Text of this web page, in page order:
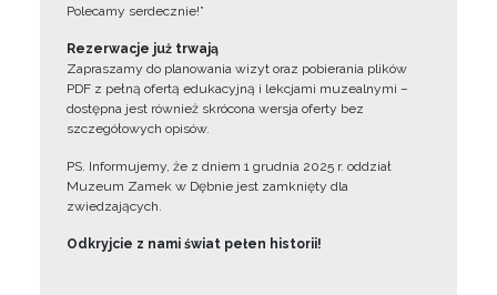
Polecamy serdecznie!”
Rezerwacje już trwają
Zapraszamy do planowania wizyt oraz pobierania plików
PDF z pełną ofertą edukacyjną i lekcjami muzealnymi –
dostępna jest również skrócona wersja oferty bez
szczegółowych opisów.
PS. Informujemy, że z dniem 1 grudnia 2025 r. oddział
Muzeum Zamek w Dębnie jest zamknięty dla
zwiedzających.
Odkryjcie z nami świat pełen historii!